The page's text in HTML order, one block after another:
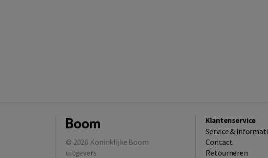
© 2026 Koninklijke Boom
uitgevers
Klantenservice
Service &
Contact
Retourneren